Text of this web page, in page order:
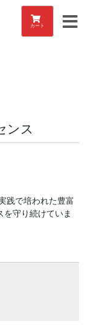
カート
ンス
践で培われた豊富
守り続けていま